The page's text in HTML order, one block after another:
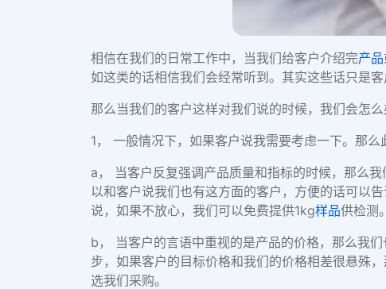
相信在我们的日常工作中，当我们给客户介绍完产品
如这类的话相信我们会经常听到。其实这些话只是
那么当我们的客户这样对我们说的时候，我们会怎么
1， 一般情况下，如果客户说我需要考虑一下。那
a， 当客户反复强调产品质量和指标的时候，那么
以和客户说我们也有这方面的客户，方便的话可以
说，如果不放心，我们可以免费提供1kg样品供检测。
b， 当客户的言语中重视的是产品的价格，那么我
步，如果客户的目标价格和我们的价格相差很悬殊
选我们采购。